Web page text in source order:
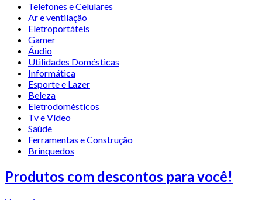
Telefones e Celulares
Ar e ventilação
Eletroportáteis
Gamer
Áudio
Utilidades Domésticas
Informática
Esporte e Lazer
Beleza
Eletrodomésticos
Tv e Vídeo
Saúde
Ferramentas e Construção
Brinquedos
Produtos com descontos para você!